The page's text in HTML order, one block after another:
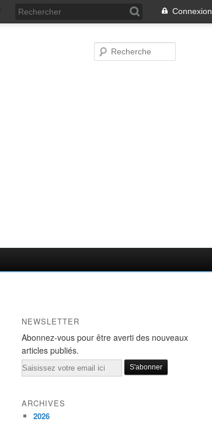
Connexion
NEWSLETTER
Abonnez-vous pour être averti des nouveaux
articles publiés.
Email
ARCHIVES
2026